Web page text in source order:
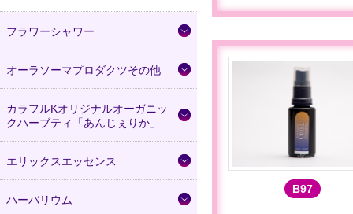
フラワーシャワー
オーラソーマプロダクツその他
カラフルKオリジナルオーガニッ
クハーブティ「あんじぇりか」
エリックスエッセンス
ハーバリウム
B97